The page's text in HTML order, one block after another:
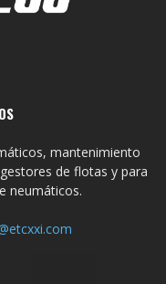
mantenimiento
de flotas y para
neumáticos.